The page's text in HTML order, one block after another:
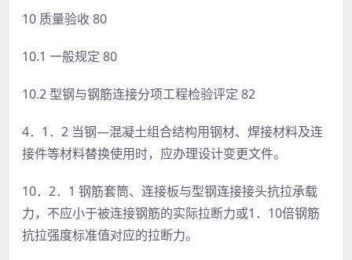
10 质量验收 80
10.1 一般规定 80
10.2 型钢与钢筋连接分项工程检验评定 82
4．1．2 当钢—混凝土组合结构用钢材、焊接材料及连
接件等材料替换使用时，应办理设计变更文件。
10．2．1 钢筋套筒、连接板与型钢连接接头抗拉承载
力，不应小于被连接钢筋的实际拉断力或1．10倍钢筋
抗拉强度标准值对应的拉断力。